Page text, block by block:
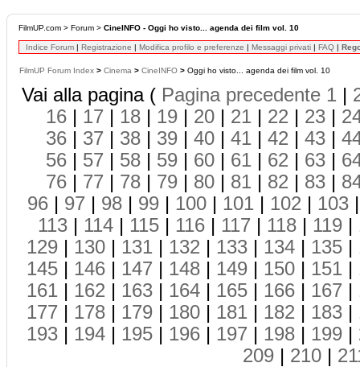
FilmUP.com > Forum > CineINFO - Oggi ho visto... agenda dei film vol. 10
Indice Forum | Registrazione | Modifica profilo e preferenze | Messaggi privati | FAQ |
FilmUP Forum Index > Cinema > CineINFO > Oggi ho visto... agenda dei film vol. 10
Vai alla pagina ( Pagina precedente 1 |
16 | 17 | 18 | 19 | 20 | 21 | 22 | 23 |
36 | 37 | 38 | 39 | 40 | 41 | 42 | 43 |
56 | 57 | 58 | 59 | 60 | 61 | 62 | 63 |
76 | 77 | 78 | 79 | 80 | 81 | 82 | 83 |
96 | 97 | 98 | 99 | 100 | 101 | 102 | 103
113 | 114 | 115 | 116 | 117 | 118 | 119 |
129 | 130 | 131 | 132 | 133 | 134 | 135 |
145 | 146 | 147 | 148 | 149 | 150 | 151 |
161 | 162 | 163 | 164 | 165 | 166 | 167 |
177 | 178 | 179 | 180 | 181 | 182 | 183 |
193 | 194 | 195 | 196 | 197 | 198 | 199 |
209 | 210 |